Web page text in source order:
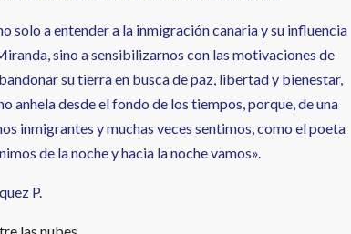
solo a entender a la inmigración canaria y su influencia
sino a sensibilizarnos con las motivaciones de
su tierra en busca de paz, libertad y bienestar,
anhela desde el fondo de los tiempos, porque, de una
inmigrantes y muchas veces sentimos, como el poeta
de la noche y hacia la noche vamos».
P.